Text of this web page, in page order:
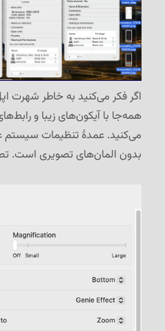
اگر فکر می‌کنید به خاطر شهرت
همه‌جا با آیکون‌های زیبا و
می‌کنید. عمدهٔ تنظیمات سیستم
بدون المان‌های تصویری است.